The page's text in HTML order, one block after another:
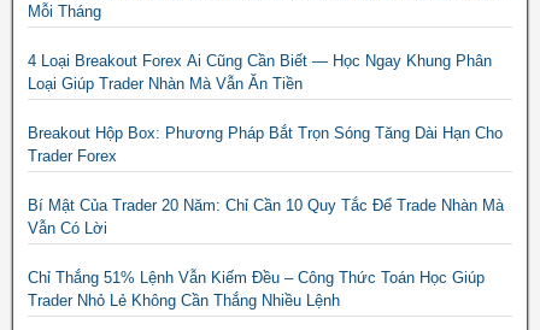
Mỗi Tháng
4 Loại Breakout Forex Ai Cũng Cần Biết — Học Ngay Khung Phân
Loại Giúp Trader Nhàn Mà Vẫn Ăn Tiền
Breakout Hộp Box: Phương Pháp Bắt Trọn Sóng Tăng Dài Hạn Cho
Trader Forex
Bí Mật Của Trader 20 Năm: Chỉ Cần 10 Quy Tắc Để Trade Nhàn Mà
Vẫn Có Lời
Chỉ Thắng 51% Lệnh Vẫn Kiếm Đều – Công Thức Toán Học Giúp
Trader Nhỏ Lẻ Không Cần Thắng Nhiều Lệnh